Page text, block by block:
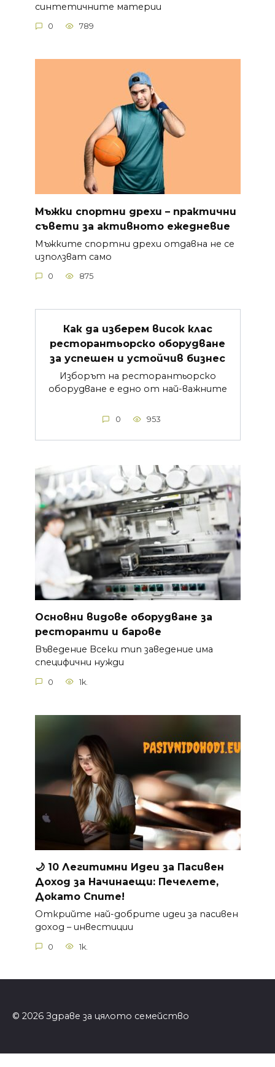
синтетичните материи
0 789
Мъжки спортни дрехи – практични
съвети за активното ежедневие
Мъжките спортни дрехи отдавна не се
използват само
0 875
Как да изберем висок клас
ресторантьорско оборудване
за успешен и устойчив бизнес
Изборът на ресторантьорско
оборудване е едно от най-важните
0 953
Основни видове оборудване за
ресторанти и барове
Въведение Всеки тип заведение има
специфични нужди
0 1k.
🌙 10 Легитимни Идеи за Пасивен
Доход за Начинаещи: Печелете,
Докато Спите!
Открийте най-добрите идеи за пасивен
доход – инвестиции
0 1k.
© 2026 Здраве за цялото семейство